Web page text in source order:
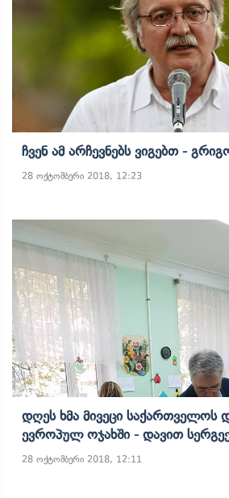
Ჩვენ Ამ Არჩევნებს Ვიგებთ -
28 ოქტომბერი 2018, 12:23
Დღეს Ხმა Მივეცი Საქართველოს
Ევროპულ Ოჯახში - Დავით
28 ოქტომბერი 2018, 12:11